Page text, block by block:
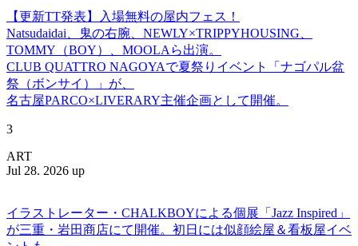
【更新TT発表】入場無料の屋内フェス！
Natsudaidai、鬼の右腕、NEWLY×TRIPPYHOUSING、
TOMMY（BOY）、MOOLAら出演。
CLUB QUATTRO NAGOYAで夏祭りイベント「ナゴパル盆
祭（ボンサイ）」が、
名古屋PARCO×LIVERARY主催企画として開催。
3
ART
Jul 28. 2026 up
イラストレーター・CHALKBOYによる個展「Jazz Inspired」
が三重・岩田商店にて開催。初日には似顔絵屋＆看板屋イベ